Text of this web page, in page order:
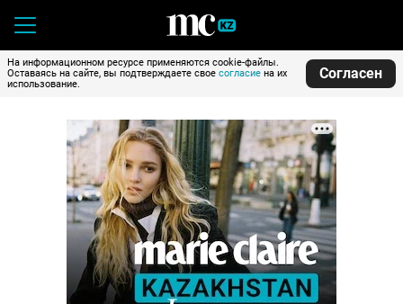
На информационном ресурсе применяются cookie-файлы.
Оставаясь на сайте, вы подтверждаете свое согласие на их
использование.
Согласен